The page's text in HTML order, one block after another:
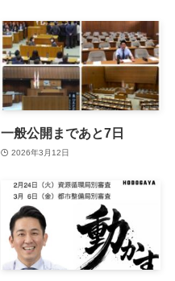
一般公開まであと7日
2026年3月12日